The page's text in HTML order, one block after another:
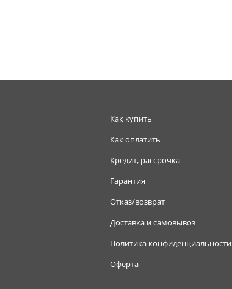
Как купить
Как оплатить
Кредит, рассрочка
Гарантия
Отказ/возврат
Доставка и самовывоз
Политика конфиденциальности
Оферта